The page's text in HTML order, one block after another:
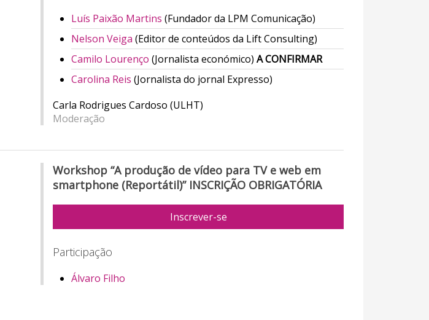
Luís Paixão Martins(Fundador da LPM Comunicação)
Nelson Veiga (Editor de conteúdos da Lift Consulting)
Camilo Lourenço (Jornalista económico)A CONFIRMAR
Carolina Reis (Jornalista do jornal Expresso)
Carla Rodrigues Cardoso (ULHT)
Moderação
Workshop “A produção de vídeo para TV e web em
smartphone (Reportátil)” INSCRIÇÃO OBRIGATÓRIA
Inscrever-se
Participação
Álvaro Filho